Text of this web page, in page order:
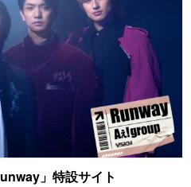
」特設サイト